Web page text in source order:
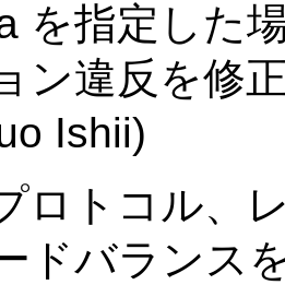
を指定した
ン違反を修
Ishii)
ロトコル、
ドバランス